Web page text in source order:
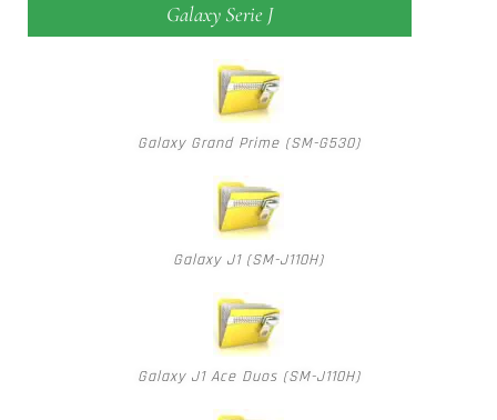
Galaxy Serie J
Galaxy Grand Prime (SM-G530)
Galaxy J1 (SM-J110H)
Galaxy J1 Ace Duos (SM-J110H)